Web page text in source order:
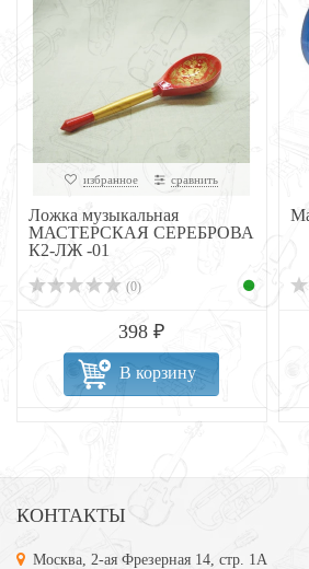
избранное сравнить
Ложка музыкальная
МАСТЕРСКАЯ СЕРЕБРОВА
К2-ЛЖ -01
(0)
398 ₽
В корзину
КОНТАКТЫ
Москва, 2-ая Фрезерная 14, стр. 1А